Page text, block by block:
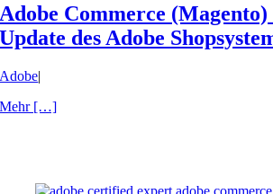
Adobe Commerce (Magento)
Update des Adobe
Adobe|
Mehr […]